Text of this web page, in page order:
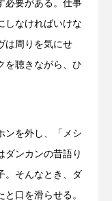
必要がある。仕事
しなければいけな
は周りを気にせ
を聴きながら、ひ
ンを外し、「メシ
ダンカンの昔語り
。そんなとき、ダ
口を滑らせる。